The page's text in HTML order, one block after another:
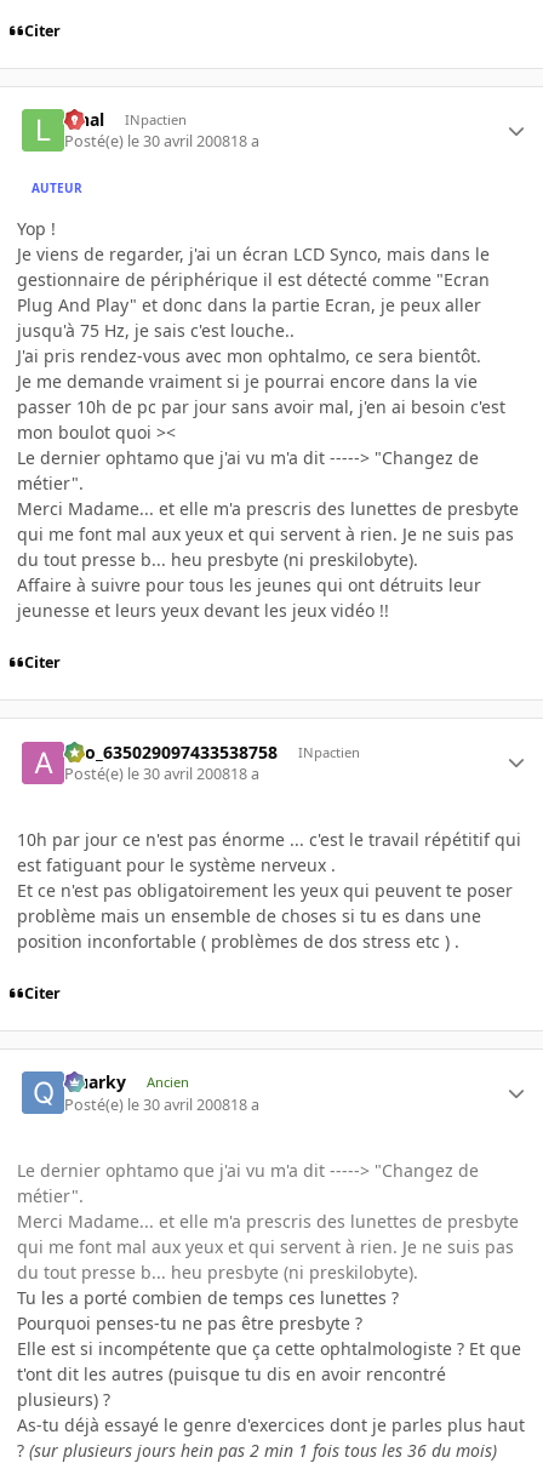
Citer
lynal INpactien
Posté(e) le 30 avril 200818 a
AUTEUR
Yop !
Je viens de regarder, j'ai un écran LCD Synco, mais dans le
gestionnaire de périphérique il est détecté comme "Ecran
Plug And Play" et donc dans la partie Ecran, je peux aller
jusqu'à 75 Hz, je sais c'est louche..
J'ai pris rendez-vous avec mon ophtalmo, ce sera bientôt.
Je me demande vraiment si je pourrai encore dans la vie
passer 10h de pc par jour sans avoir mal, j'en ai besoin c'est
mon boulot quoi ><
Le dernier ophtamo que j'ai vu m'a dit -----> "Changez de
métier".
Merci Madame... et elle m'a prescris des lunettes de presbyte
qui me font mal aux yeux et qui servent à rien. Je ne suis pas
du tout presse b... heu presbyte (ni preskilobyte).
Affaire à suivre pour tous les jeunes qui ont détruits leur
jeunesse et leurs yeux devant les jeux vidéo !!
Citer
ano_635029097433538758 INpactien
Posté(e) le 30 avril 200818 a
10h par jour ce n'est pas énorme ... c'est le travail répétitif qui
est fatiguant pour le système nerveux .
Et ce n'est pas obligatoirement les yeux qui peuvent te poser
problème mais un ensemble de choses si tu es dans une
position inconfortable ( problèmes de dos stress etc ) .
Citer
Quarky Ancien
Posté(e) le 30 avril 200818 a
Le dernier ophtamo que j'ai vu m'a dit -----> "Changez de
métier".
Merci Madame... et elle m'a prescris des lunettes de presbyte
qui me font mal aux yeux et qui servent à rien. Je ne suis pas
du tout presse b... heu presbyte (ni preskilobyte).
Tu les a porté combien de temps ces lunettes ?
Pourquoi penses-tu ne pas être presbyte ?
Elle est si incompétente que ça cette ophtalmologiste ? Et que
t'ont dit les autres (puisque tu dis en avoir rencontré
plusieurs) ?
As-tu déjà essayé le genre d'exercices dont je parles plus haut
? (sur plusieurs jours hein pas 2 min 1 fois tous les 36 du mois)